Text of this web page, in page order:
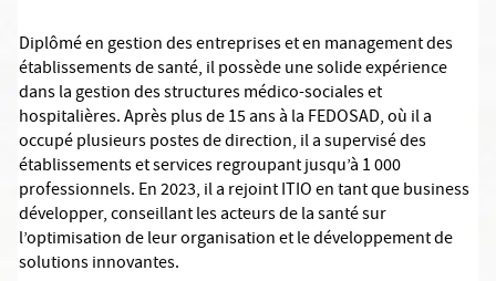
Diplômé en gestion des entreprises et en management des
établissements de santé, il possède une solide expérience
dans la gestion des structures médico-sociales et
hospitalières. Après plus de 15 ans à la FEDOSAD, où il a
occupé plusieurs postes de direction, il a supervisé des
établissements et services regroupant jusqu’à 1 000
professionnels. En 2023, il a rejoint ITIO en tant que business
développer, conseillant les acteurs de la santé sur
l’optimisation de leur organisation et le développement de
solutions innovantes.